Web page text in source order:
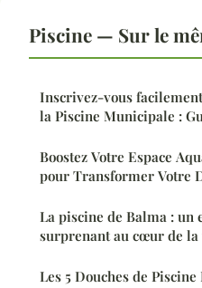
Piscine — Sur le
Inscrivez-vous
la Piscine Municipale :
Boostez Votre Espace
pour Transformer Votre
La piscine de Balma : un
surprenant au cœur de
Les 5 Douches de